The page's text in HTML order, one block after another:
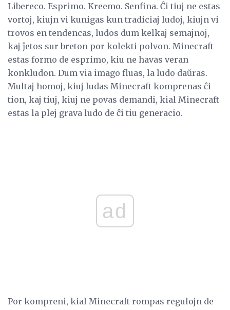
Libereco. Esprimo. Kreemo. Senfina. Ĉi tiuj ne estas
vortoj, kiujn vi kunigas kun tradiciaj ludoj, kiujn vi
trovos en tendencas, ludos dum kelkaj semajnoj,
kaj ĵetos sur breton por kolekti polvon. Minecraft
estas formo de esprimo, kiu ne havas veran
konkludon. Dum via imago fluas, la ludo daŭras.
Multaj homoj, kiuj ludas Minecraft komprenas ĉi
tion, kaj tiuj, kiuj ne povas demandi, kial Minecraft
estas la plej grava ludo de ĉi tiu generacio.
ad
Por kompreni, kial Minecraft rompas regulojn de